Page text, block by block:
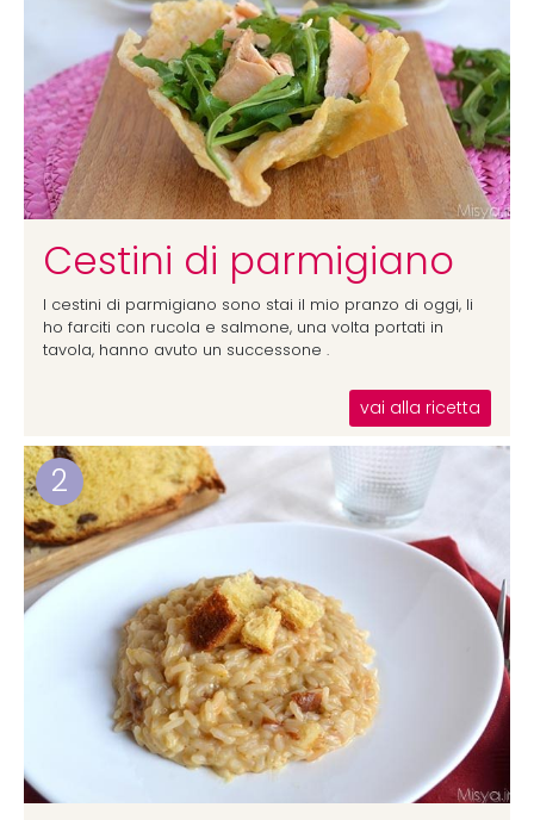
Cestini di parmigiano
I cestini di parmigiano sono stai il mio pranzo di oggi, li
ho farciti con rucola e salmone, una volta portati in
tavola, hanno avuto un successone .
vai alla ricetta
2